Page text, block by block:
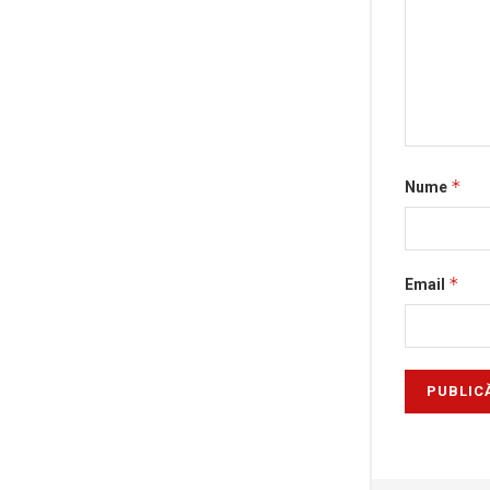
Nume *
Email *